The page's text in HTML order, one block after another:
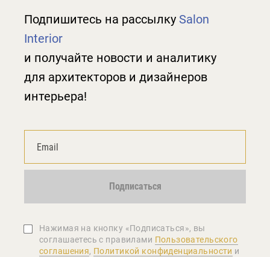
Подпишитесь на рассылку Salon
Interior
и получайте новости и аналитику
для архитекторов и дизайнеров
интерьера!
Подписаться
Нажимая на кнопку «Подписаться», вы
соглашаетеcь с правилами Пользовательского
соглашения, Политикой конфиденциальности и